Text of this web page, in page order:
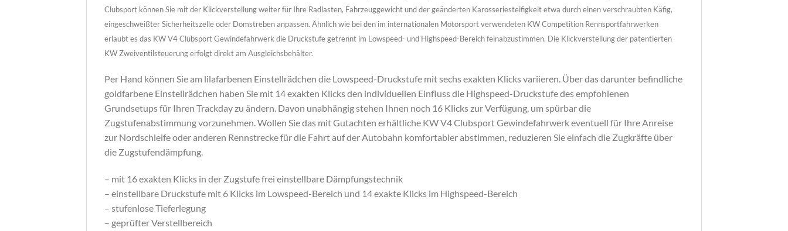
Clubsport können Sie mit der Klickverstellung weiter für Ihre Radlasten, Fahrzeuggewicht und der geänderten Karosseriesteifigkeit etwa durch einen verschraubten Käfig,
eingeschweißter Sicherheitszelle oder Domstreben anpassen. Ähnlich wie bei den im internationalen Motorsport verwendeten KW Competition Rennsportfahrwerken
erlaubt es das KW V4 Clubsport Gewindefahrwerk die Druckstufe getrennt im Lowspeed- und Highspeed-Bereich feinabzustimmen. Die Klickverstellung der patentierten
KW Zweiventilsteuerung erfolgt direkt am Ausgleichsbehälter.
Per Hand können Sie am lilafarbenen Einstellrädchen die Lowspeed-Druckstufe mit sechs exakten Klicks variieren. Über das darunter befindliche
goldfarbene Einstellrädchen haben Sie mit 14 exakten Klicks den individuellen Einfluss die Highspeed-Druckstufe des empfohlenen
Grundsetups für Ihren Trackday zu ändern. Davon unabhängig stehen Ihnen noch 16 Klicks zur Verfügung, um spürbar die
Zugstufenabstimmung vorzunehmen. Wollen Sie das mit Gutachten erhältliche KW V4 Clubsport Gewindefahrwerk eventuell für Ihre Anreise
zur Nordschleife oder anderen Rennstrecke für die Fahrt auf der Autobahn komfortabler abstimmen, reduzieren Sie einfach die Zugkräfte über
die Zugstufendämpfung.
– mit 16 exakten Klicks in der Zugstufe frei einstellbare Dämpfungstechnik
– einstellbare Druckstufe mit 6 Klicks im Lowspeed-Bereich und 14 exakte Klicks im Highspeed-Bereich
– stufenlose Tieferlegung
– geprüfter Verstellbereich